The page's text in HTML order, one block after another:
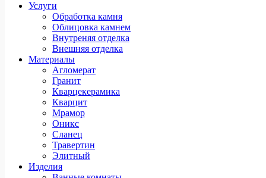
Услуги
Обработка камня
Облицовка камнем
Внутреняя отделка
Внешняя отделка
Материалы
Агломерат
Гранит
Кварцекерамика
Кварцит
Мрамор
Оникс
Сланец
Травертин
Элитный
Изделия